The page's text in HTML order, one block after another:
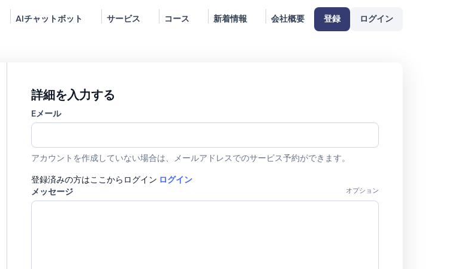
AIチャットボット サービス コース 新着情報 会社概要 登録 ログイン
詳細を入力する
Eメール
アカウントを作成していない場合は、メールアドレスでのサービス予約ができます。
登録済みの方はここからログイン ログイン
メッセージ
オプション